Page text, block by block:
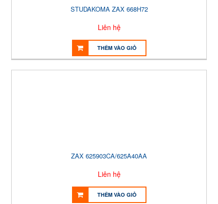
STUDAKOMA ZAX 668H72
Liên hệ
THÊM VÀO GIỎ
ZAX 625903CA/625A40AA
Liên hệ
THÊM VÀO GIỎ